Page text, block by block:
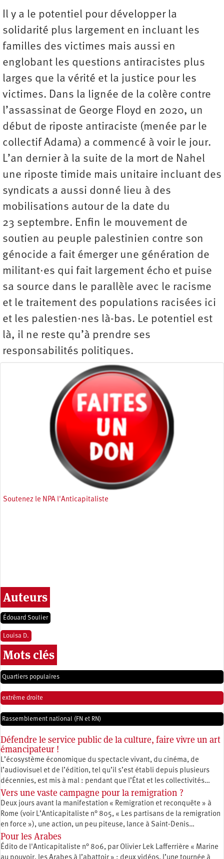
Il y a le potentiel pour développer la
solidarité plus largement en incluant les
familles des victimes mais aussi en
englobant les questions antiracistes plus
larges que la vérité et la justice pour les
victimes. Dans la lignée de la colère contre
l’assassinat de George Floyd en 2020, un
début de riposte antiraciste (menée par le
collectif Adama) a commencé à voir le jour.
L’an dernier à la suite de la mort de Nahel
une riposte timide mais unitaire incluant des
syndicats a aussi donné lieu à des
mobilisations autour de la date du
23 septembre. Enfin le mouvement de
soutien au peuple palestinien contre son
génocide a fait émerger une génération de
militant·es qui fait largement écho et puise
sa source dans le parallèle avec le racisme
et le traitement des populations racisées ici
et les palestien·nes là-bas. Le potentiel est
là, il ne reste qu’à prendre ses
responsabilités politiques.
Soutenez le NPA l'Anticapitaliste
Auteurs
Édouard Soulier
Louisa D.
Mots clés
Quartiers populaires
extrême droite
Rassemblement national (FN et RN)
Défendre le service public de la culture, faire vivre un art
émancipateur !
L’écosystème économique du spectacle vivant, du cinéma, de
l’audiovisuel et de l’édition, tel qu’il s’est établi depuis plusieurs
décennies, est mis à mal : pendant que l’État et les collectivités…
Vers une vaste campagne pour la remigration ?
Deux jours avant la manifestation « Remigration et reconquête » à
Rome (voir L’Anticapitaliste n° 805, « Les partisans de la remigration
en force »), une action, un peu piteuse, lance à Saint-Denis…
Pour les Arabes
Édito de l'Anticapitaliste n° 806, par Olivier Lek Lafferrière « Marine